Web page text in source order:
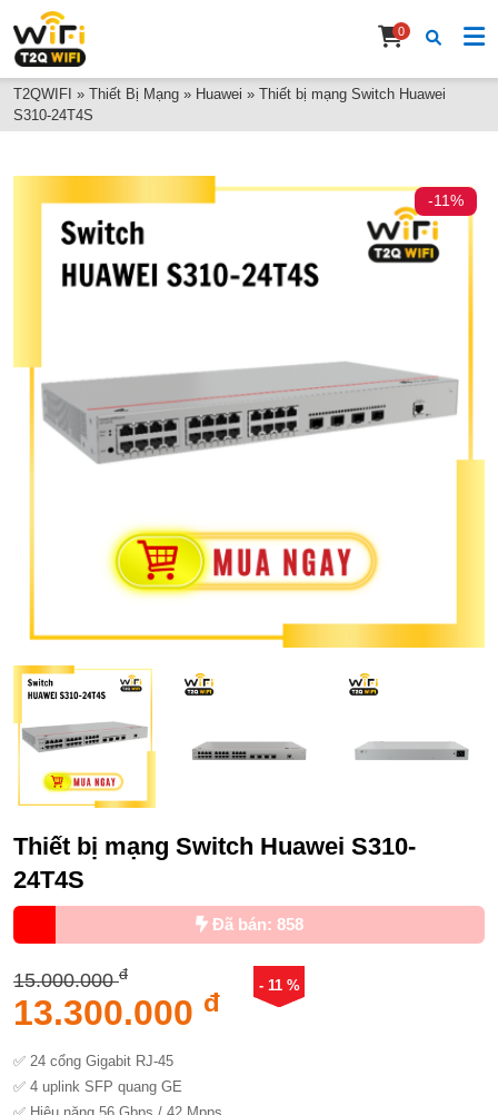
0
T2QWIFI » Thiết Bị Mạng » Huawei » Thiết bị mạng Switch Huawei
S310-24T4S
-11%
Thiết bị mạng Switch Huawei S310-
24T4S
Đã bán: 858
15.000.000đ
13.300.000 đ
- 11 %
✅ 24 cổng Gigabit RJ-45
✅ 4 uplink SFP quang GE